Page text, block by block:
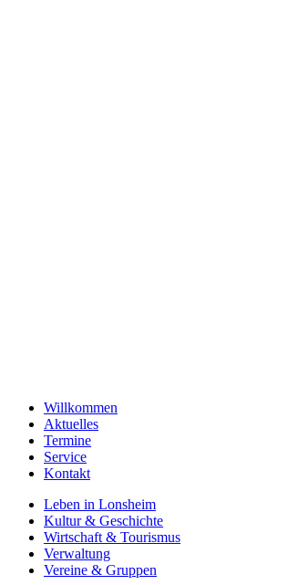
Willkommen
Aktuelles
Termine
Service
Kontakt
Leben in Lonsheim
Kultur & Geschichte
Wirtschaft & Tourismus
Verwaltung
Vereine & Gruppen